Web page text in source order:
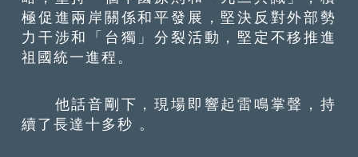
極促進兩岸關係和平發展，堅決反對外部勢
力干涉和「台獨」分裂活動，堅定不移推進
祖國統一進程。
他話音剛下，現場即響起雷鳴掌聲，持
續了長達十多秒 。